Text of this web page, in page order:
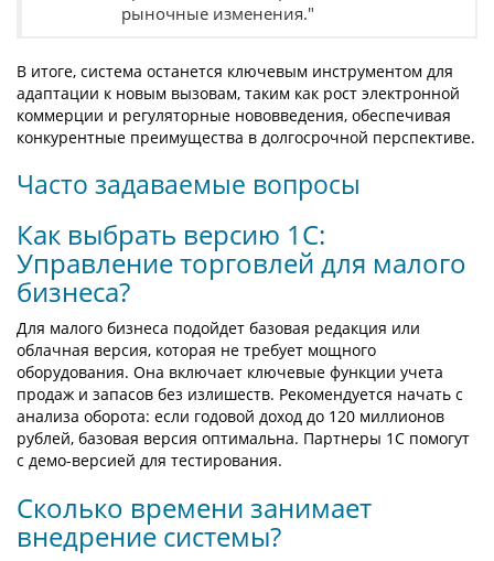
рыночные изменения."
В итоге, система останется ключевым инструментом для
адаптации к новым вызовам, таким как рост электронной
коммерции и регуляторные нововведения, обеспечивая
конкурентные преимущества в долгосрочной перспективе.
Часто задаваемые вопросы
Как выбрать версию 1С:
Управление торговлей для малого
бизнеса?
Для малого бизнеса подойдет базовая редакция или
облачная версия, которая не требует мощного
оборудования. Она включает ключевые функции учета
продаж и запасов без излишеств. Рекомендуется начать с
анализа оборота: если годовой доход до 120 миллионов
рублей, базовая версия оптимальна. Партнеры 1С помогут
с демо-версией для тестирования.
Сколько времени занимает
внедрение системы?